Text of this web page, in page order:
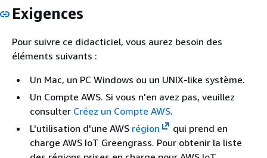
Exigences
Pour suivre ce didacticiel, vous aurez besoin des
éléments suivants :
Un Mac, un PC Windows ou un UNIX-like système.
Un Compte AWS. Si vous n'en avez pas, veuillez
consulter Créez un Compte AWS.
L'utilisation d'une AWS région
qui prend en
charge AWS IoT Greengrass. Pour obtenir la liste